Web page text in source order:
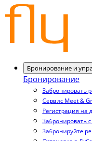
Бронирование и
Бронирование
Забронировать
Сервис Meet &
Регистрация на
Забронировать
Забронируйте